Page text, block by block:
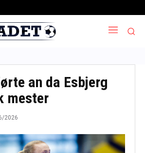
an da Esbjerg
mester
2026